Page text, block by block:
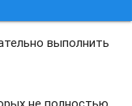
выполнить